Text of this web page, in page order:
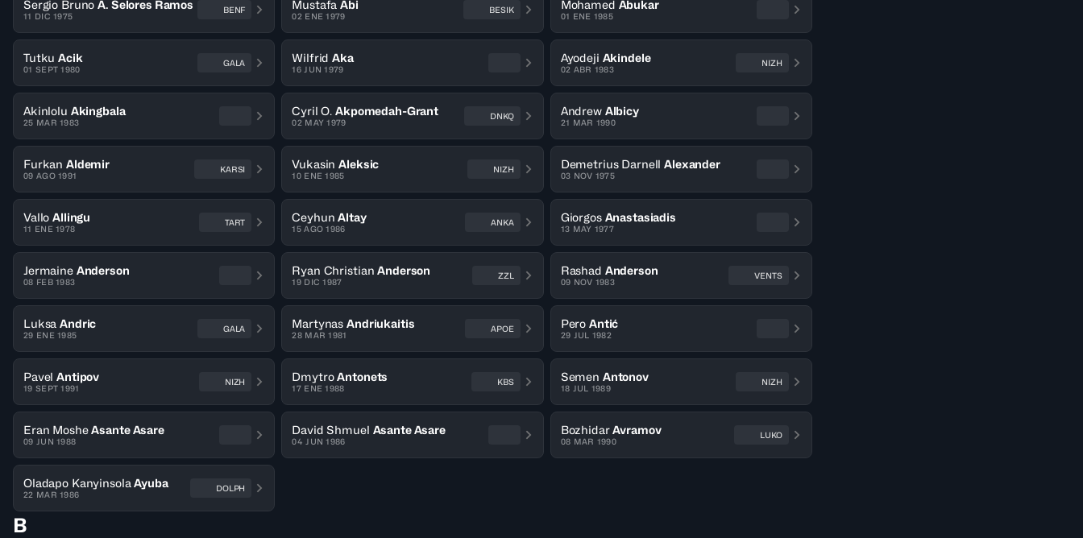
Sergio Bruno A. Selores Ramos
11 DIC 1975
BENF Mustafa Abi
02 ENE 1979
BESIK Mohamed Abukar
01 ENE 1985
Tutku Acik
01 SEPT 1980
GALA Wilfrid Aka
16 JUN 1979
Ayodeji Akindele
02 ABR 1983
NIZH
Akinlolu Akingbala
25 MAR 1983
Cyril O. Akpomedah-Grant
02 MAY 1979
DNKQ Andrew Albicy
21 MAR 1990
Furkan Aldemir
09 AGO 1991
KARSI Vukasin Aleksic
10 ENE 1985
NIZH Demetrius Darnell Alexander
03 NOV 1975
Vallo Allingu
11 ENE 1978
TART Ceyhun Altay
15 AGO 1986
ANKA Giorgos Anastasiadis
13 MAY 1977
Jermaine Anderson
08 FEB 1983
Ryan Christian Anderson
19 DIC 1987
ZZL Rashad Anderson
09 NOV 1983
VENTS
Luksa Andric
29 ENE 1985
GALA Martynas Andriukaitis
28 MAR 1981
APOE Pero Antić
29 JUL 1982
Pavel Antipov
19 SEPT 1991
NIZH Dmytro Antonets
17 ENE 1988
KBS Semen Antonov
18 JUL 1989
NIZH
Eran Moshe Asante Asare
09 JUN 1988
David Shmuel Asante Asare
04 JUN 1986
Bozhidar Avramov
08 MAR 1990
LUKO
Oladapo Kanyinsola Ayuba
22 MAR 1986
DOLPH
B